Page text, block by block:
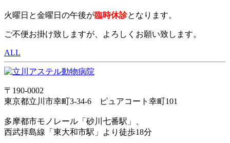
火曜日と金曜日の午後が臨時休診となります。
ご不便お掛け致しますが、よろしくお願い致します。
ALL
〒190-0002
東京都立川市幸町3-34-6 ピュアコート幸町101
多摩都市モノレール「砂川七番駅」、
西武拝島線「東大和市駅」より徒歩18分